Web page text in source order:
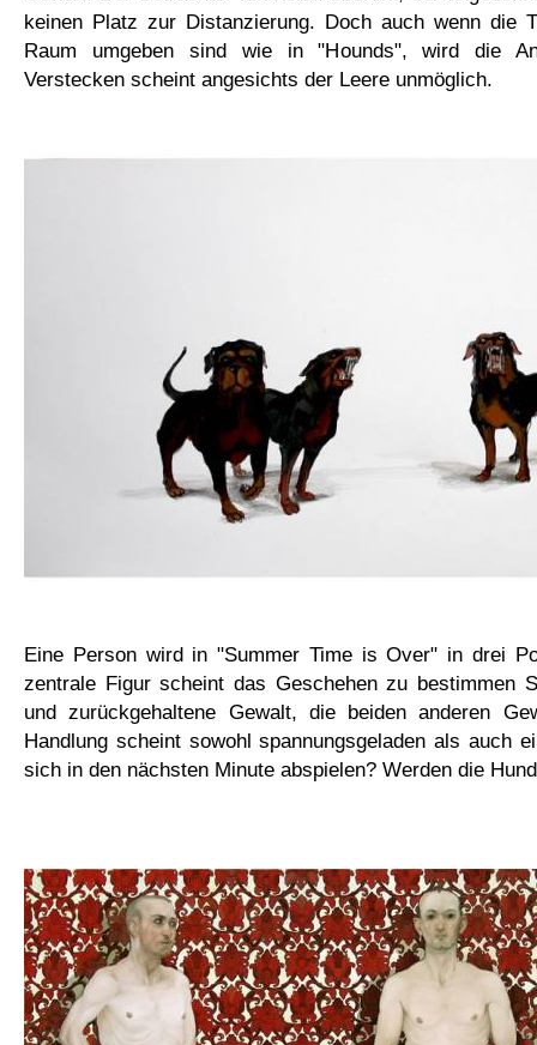
keinen Platz zur Distanzierung. Doch auch wenn die
Raum umgeben sind wie in "Hounds", wird die
Verstecken scheint angesichts der Leere unmöglich.
Eine Person wird in "Summer Time is Over" in drei
zentrale Figur scheint das Geschehen zu bestimmen
und zurückgehaltene Gewalt, die beiden anderen
Handlung scheint sowohl spannungsgeladen als auch
sich in den nächsten Minute abspielen? Werden die